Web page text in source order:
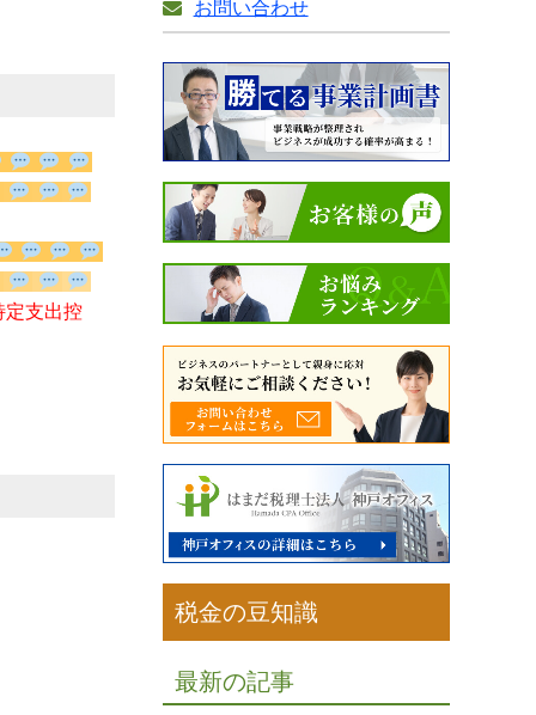
特定支出控
お問い合わせ
税金の豆知識
最新の記事